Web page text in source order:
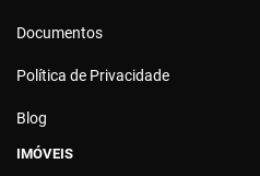
Documentos
Política de Privacidade
Blog
IMÓVEIS